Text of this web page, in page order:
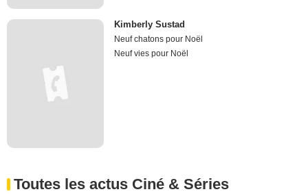
Kimberly Sustad
Neuf chatons pour Noël
Neuf vies pour Noël
Toutes les actus Ciné & Séries